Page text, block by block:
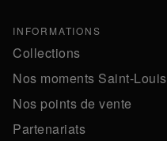
INFORMATIONS
Collections
Nos moments Saint-Louis
Nos points de vente
Partenariats